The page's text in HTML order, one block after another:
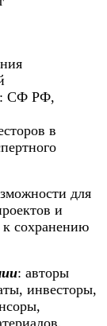
СФ РФ,
в
для
и
сохранению
: авторы
инвесторы,